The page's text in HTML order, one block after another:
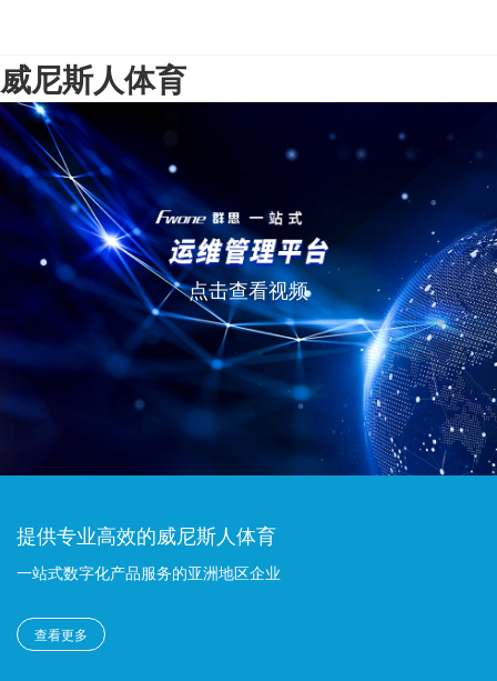
威尼斯人体育
点击查看视频
提供专业高效的威尼斯人体育
一站式数字化产品服务的亚洲地区企业
查看更多